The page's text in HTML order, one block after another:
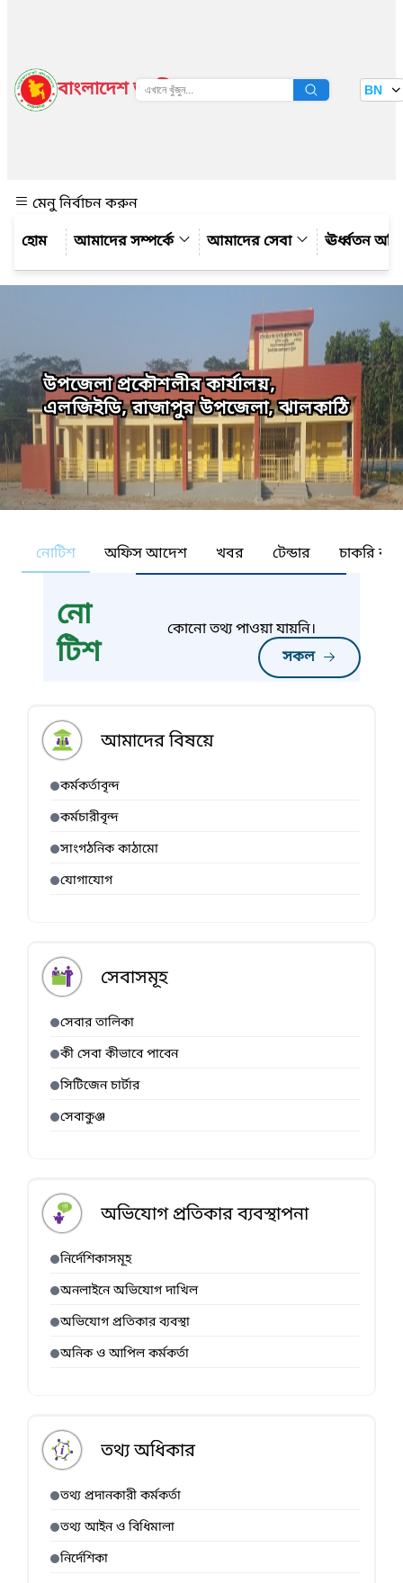
বাংলাদেশ জাতীয় তথ্য বাতায়ন BN
মেনু নির্বাচন করুন
আমাদের সম্পর্কে
আমাদের সেবা ঊর্ধ্বতন
উপজেলা প্রকৌশলীর কার্যালয়,
এলজিইডি, রাজাপুর উপজেলা, ঝালকাঠি
নোটিশ অফিস আদেশ খবর টেন্ডার চাকরি
নো
টিশ
সকল
কোনো তথ্য পাওয়া যায়নি।
আমাদের বিষয়ে
কর্মকর্তাবৃন্দ
কর্মচারীবৃন্দ
সাংগঠনিক কাঠামো
যোগাযোগ
সেবাসমূহ
সেবার তালিকা
কী সেবা কীভাবে পাবেন
সিটিজেন চার্টার
সেবাকুঞ্জ
অভিযোগ প্রতিকার ব্যবস্থাপনা
নির্দেশিকাসমূহ
অনলাইনে অভিযোগ দাখিল
অভিযোগ প্রতিকার ব্যবস্থা
অনিক ও আপিল কর্মকর্তা
তথ্য অধিকার
তথ্য প্রদানকারী কর্মকর্তা
তথ্য আইন ও বিধিমালা
নির্দেশিকা